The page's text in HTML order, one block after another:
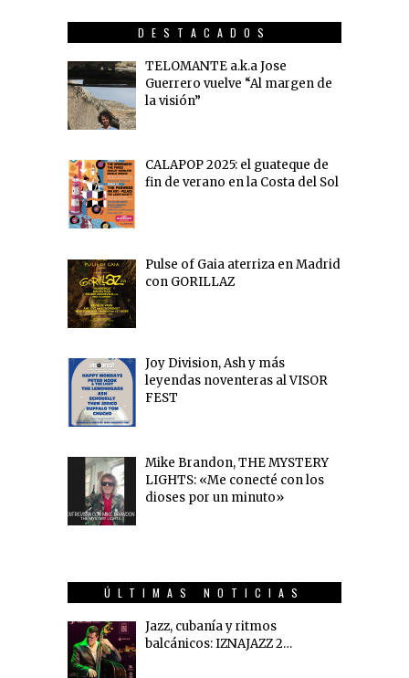
DESTACADOS
TELOMANTE a.k.a Jose
Guerrero vuelve “Al margen de
la visión”
CALAPOP 2025: el guateque de
fin de verano en la Costa del Sol
Pulse of Gaia aterriza en Madrid
con GORILLAZ
Joy Division, Ash y más
leyendas noventeras al VISOR
FEST
Mike Brandon, THE MYSTERY
LIGHTS: «Me conecté con los
dioses por un minuto»
ÚLTIMAS NOTICIAS
Jazz, cubanía y ritmos
balcánicos: IZNAJAZZ 2…